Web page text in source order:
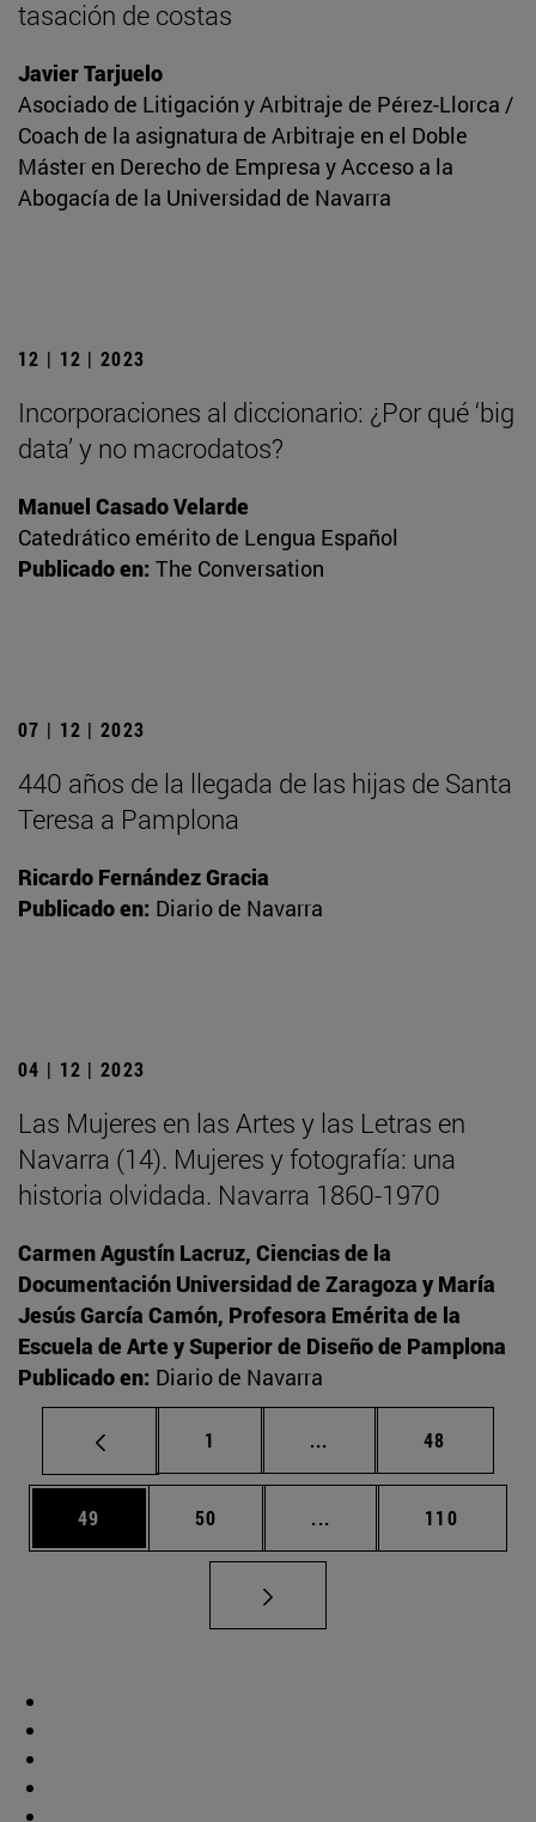
tasación de costas
Javier Tarjuelo
Asociado de Litigación y Arbitraje de Pérez-Llorca /
Coach de la asignatura de Arbitraje en el Doble
Máster en Derecho de Empresa y Acceso a la
Abogacía de la Universidad de Navarra
12 | 12 | 2023
Incorporaciones al diccionario: ¿Por qué ‘big
data’ y no macrodatos?
Manuel Casado Velarde
Catedrático emérito de Lengua Español
Publicado en: The Conversation
07 | 12 | 2023
440 años de la llegada de las hijas de Santa
Teresa a Pamplona
Ricardo Fernández Gracia
Publicado en: Diario de Navarra
04 | 12 | 2023
Las Mujeres en las Artes y las Letras en
Navarra (14). Mujeres y fotografía: una
historia olvidada. Navarra 1860-1970
Carmen Agustín Lacruz, Ciencias de la
Documentación Universidad de Zaragoza y María
Jesús García Camón, Profesora Emérita de la
Escuela de Arte y Superior de Diseño de Pamplona
Publicado en: Diario de Navarra
Página
1 ... Páginas intermedias
Página
48
Página
49 Página
50 ... Páginas intermedias
Página
110